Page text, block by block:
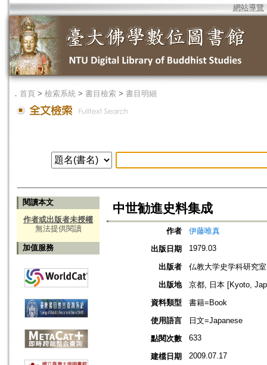
網站導覽
． 首頁 > 檢索系統 > 書目檢索 > 書目明細
閱讀本文
作者或出版者未授權
無法提供閱讀
加值服務
中世勧進史料集成
作者
伊藤唯真
出版日期
1979.03
出版者
仏教大学史学科研究室
出版地
京都, 日本 [Kyoto,
資料類型
書籍=Book
使用語言
日文=Japanese
點閱次數
633
建檔日期 2009.07.17